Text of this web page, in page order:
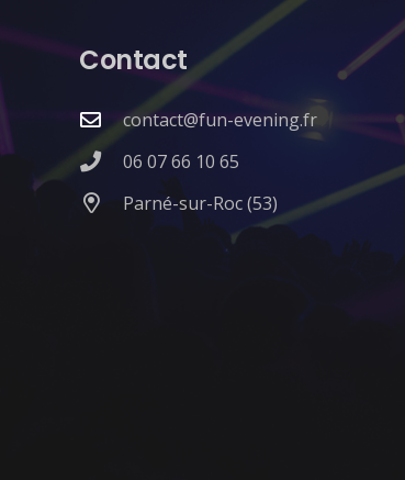
Contact
contact@fun-evening.fr
06 07 66 10 65
Parné-sur-Roc (53)